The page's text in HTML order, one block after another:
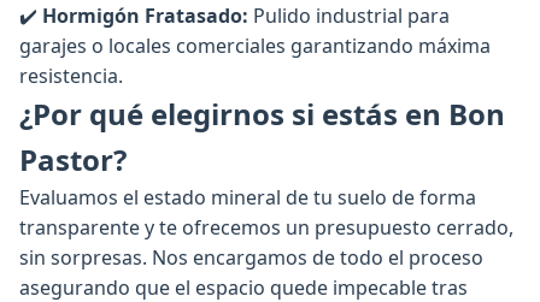
✔️ Hormigón Fratasado: Pulido industrial para
garajes o locales comerciales garantizando máxima
resistencia.
¿Por qué elegirnos si estás en Bon
Pastor?
Evaluamos el estado mineral de tu suelo de forma
transparente y te ofrecemos un presupuesto cerrado,
sin sorpresas. Nos encargamos de todo el proceso
asegurando que el espacio quede impecable tras